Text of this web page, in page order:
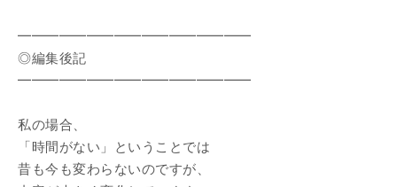
━━━━━━━━━━━━━━━━━
◎編集後記
━━━━━━━━━━━━━━━━━
私の場合、
「時間がない」ということでは
昔も今も変わらないのですが、